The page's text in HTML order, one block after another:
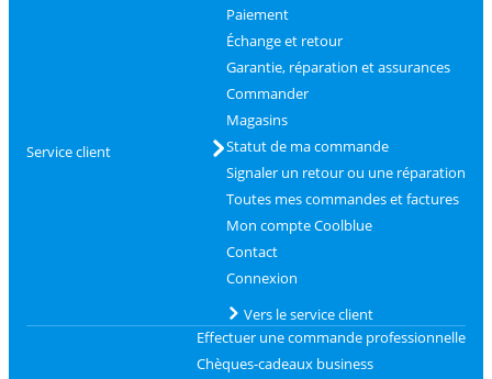
Service client
Paiement
Échange et retour
Garantie, réparation et assurances
Commander
Magasins
Statut de ma commande
Signaler un retour ou une réparation
Toutes mes commandes et factures
Mon compte Coolblue
Contact
Connexion
Vers le service client
Effectuer une commande professionnelle
Chèques-cadeaux business